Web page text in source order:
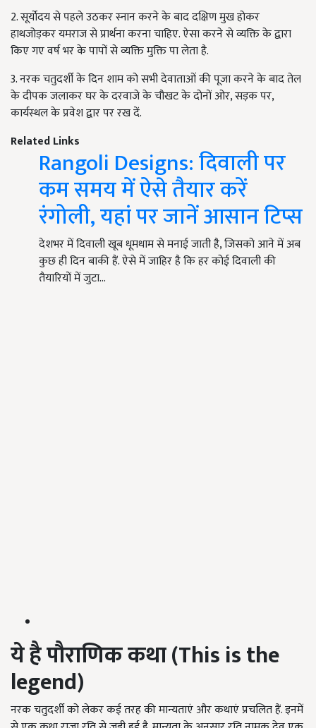
2. सूर्योदय से पहले उठकर स्नान करने के बाद दक्षिण मुख होकर
हाथजोड़कर यमराज से प्रार्थना करना चाहिए. ऐसा करने से व्यक्ति के द्वारा
किए गए वर्ष भर के पापों से व्यक्ति मुक्ति पा लेता है.
3. नरक चतुदर्शी के दिन शाम को सभी देवाताओं की पूजा करने के बाद तेल
के दीपक जलाकर घर के दरवाजे के चौखट के दोनों ओर, सड़क पर,
कार्यस्थल के प्रवेश द्वार पर रख दें.
Related Links
Rangoli Designs: दिवाली पर
कम समय में ऐसे तैयार करें
रंगोली, यहां पर जानें आसान टिप्स
देशभर में दिवाली खूब धूमधाम से मनाई जाती है, जिसको आने में अब
कुछ ही दिन बाकी हैं. ऐसे में जाहिर है कि हर कोई दिवाली की
तैयारियों में जुटा…
ये है पौराणिक कथा (This is the
legend)
नरक चतुदर्शी को लेकर कई तरह की मान्यताएं और कथाएं प्रचलित हैं. इनमें